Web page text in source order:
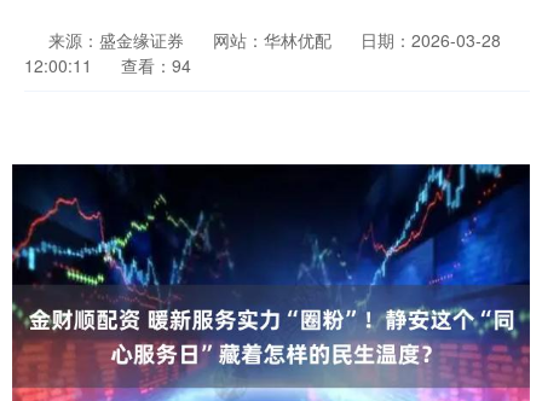
来源：盛金缘证券 网站：华林优配
日期：2026-03-28
12:00:11
查看：94